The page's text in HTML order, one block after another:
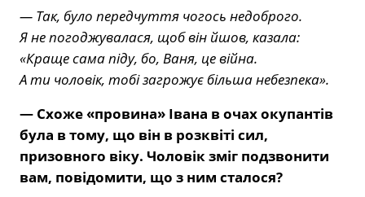
— Так, було передчуття чогось недоброго.
Я не погоджувалася, щоб він йшов, казала:
«Краще сама піду, бо, Ваня, це війна.
А ти чоловік, тобі загрожує більша небезпека».
— Схоже «провина» Івана в очах окупантів
була в тому, що він в розквіті сил,
призовного віку. Чоловік зміг подзвонити
вам, повідомити, що з ним сталося?